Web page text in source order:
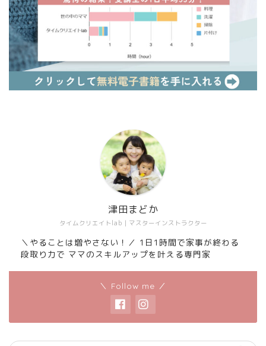
タイムクリエイトlab｜マスターインストラクター
津田まどか
＼やることは増やさない！／ 1日1時間で家事が終わる
段取り力で ママのスキルアップを叶える専門家
＼ Follow me ／